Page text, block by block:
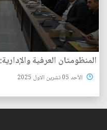
المنظومتان العرفية
الأحد 05 تشرين الاول 2025